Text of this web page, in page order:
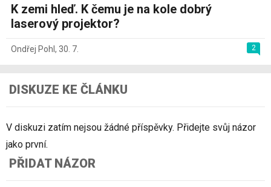
K zemi hleď. K čemu je na kole dobrý
laserový projektor?
2
Ondřej Pohl , 30. 7.
DISKUZE KE ČLÁNKU
V diskuzi zatím nejsou žádné příspěvky. Přidejte svůj názor
jako první.
PŘIDAT NÁZOR